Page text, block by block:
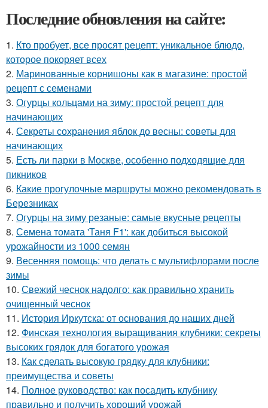
Последние обновления на сайте:
1. Кто пробует, все просят рецепт: уникальное блюдо,
которое покоряет всех
2. Маринованные корнишоны как в магазине: простой
рецепт с семенами
3. Огурцы кольцами на зиму: простой рецепт для
начинающих
4. Секреты сохранения яблок до весны: советы для
начинающих
5. Есть ли парки в Москве, особенно подходящие для
пикников
6. Какие прогулочные маршруты можно рекомендовать в
Березниках
7. Огурцы на зиму резаные: самые вкусные рецепты
8. Семена томата 'Таня F1': как добиться высокой
урожайности из 1000 семян
9. Весенняя помощь: что делать с мультифлорами после
зимы
10. Свежий чеснок надолго: как правильно хранить
очищенный чеснок
11. История Иркутска: от основания до наших дней
12. Финская технология выращивания клубники: секреты
высоких грядок для богатого урожая
13. Как сделать высокую грядку для клубники:
преимущества и советы
14. Полное руководство: как посадить клубнику
правильно и получить хороший урожай